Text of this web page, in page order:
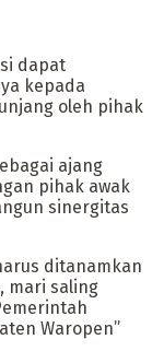
dapat
kepada
oleh pihak
ajang
pihak awak
sinergitas
ditanamkan
mari saling
Waropen”